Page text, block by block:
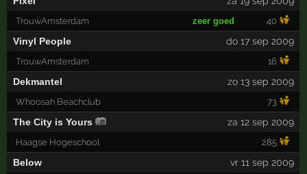
TrouwAmsterdam zeer goed 40
Vinyl People do 17 sep 2009
TrouwAmsterdam 16
Dekmantel zo 13 sep 2009
Whoosah Beachclub 73
The City is Yours za 12 sep 2009
Haagse Hogeschool 285
Below vr 11 sep 2009